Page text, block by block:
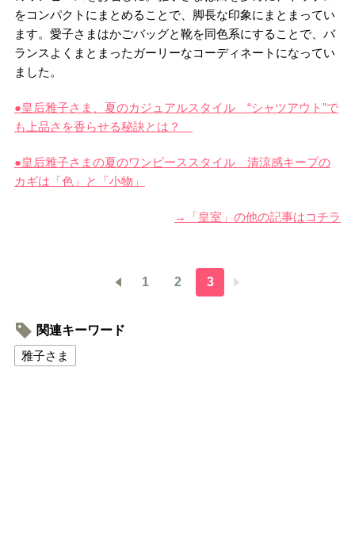
をコンパクトにまとめることで、脚長な印象にまとまってい
ます。愛子さまはかごバッグと靴を同色系にすることで、バ
ランスよくまとまったガーリーなコーディネートになってい
ました。
●皇后雅子さま、夏のカジュアルスタイル “シャツアウト”で
も上品さを香らせる秘訣とは？
●皇后雅子さまの夏のワンピーススタイル 清涼感キープの
カギは「色」と「小物」
→「皇室」の他の記事はコチラ
1 2 3
関連キーワード
雅子さま